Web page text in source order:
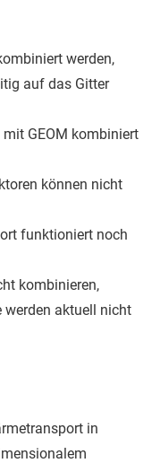
werden,
auf das Gitter
mit GEOM kombiniert
können nicht
funktioniert noch
kombinieren,
werden aktuell nicht
in